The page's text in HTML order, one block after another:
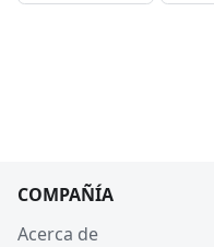
COMPAÑÍA
Acerca de